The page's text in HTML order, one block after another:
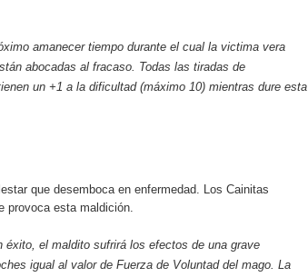
amanecer tiempo durante el cual la victima vera
abocadas al fracaso. Todas las tiradas de
un +1 a la dificultad (máximo 10) mientras dure esta
que desemboca en enfermedad. Los Cainitas
provoca esta maldición.
éxito, el maldito sufrirá los efectos de una grave
igual al valor de Fuerza de Voluntad del mago. La